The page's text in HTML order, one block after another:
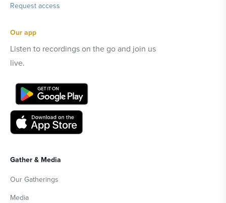
Request access
Our app
Listen to recordings on the go and join us
live.
Gather & Media
Our Gatherings
Media